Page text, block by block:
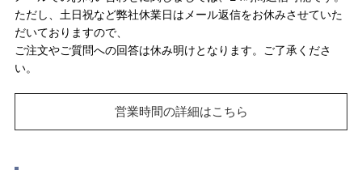
ただし、土日祝など弊社休業日はメール返信をお休みさせていた
だいておりますので、
ご注文やご質問への回答は休み明けとなります。ご了承くださ
い。
営業時間の詳細はこちら